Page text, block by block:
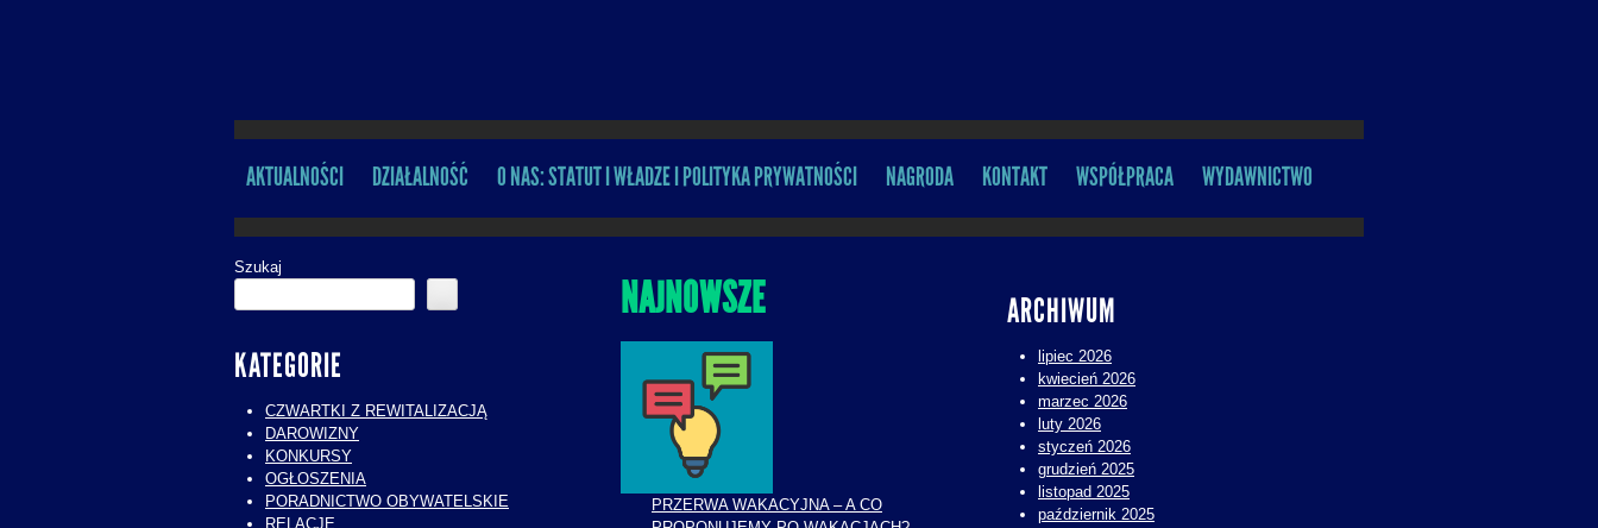
MENU
AKTUALNOŚCI DZIAŁALNOŚĆ O NAS: STATUT I WŁADZE I POLITYKA PRYWATNOŚCI NAGRODA KONTAKT WSPÓŁPRACA WYDAWNICTWO
Szukaj
NAJNOWSZE
PRZERWA WAKACYJNA – A CO
ARCHIWUM
lipiec 2026
kwiecień 2026
marzec 2026
luty 2026
styczeń 2026
grudzień 2025
listopad 2025
październik 2025
KATEGORIE
CZWARTKI Z REWITALIZACJĄ
DAROWIZNY
KONKURSY
OGŁOSZENIA
PORADNICTWO OBYWATELSKIE
RELACJE